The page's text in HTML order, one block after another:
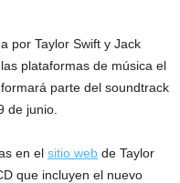
por Taylor Swift y Jack
plataformas de música el
parte del soundtrack
de junio.
en el sitio web de Taylor
que incluyen el nuevo